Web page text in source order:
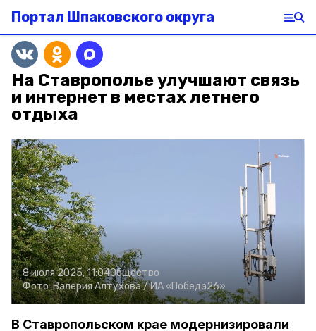
Портал Шпаковского округа
На Ставрополье улучшают связь
и интернет в местах летнего
отдыха
8 июля 2025, 11:04Общество
Фото:Валерия Алтухова /ИА «Победа26»
В Ставропольском крае модернизировали